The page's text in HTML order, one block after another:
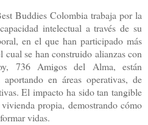
Buddies Colombia trabaja por la
intelectual a través de su
en el que han participado más
se han construido alianzas con
736 Amigos del Alma, están
en áreas operativas, de
El impacto ha sido tan tangible
propia, demostrando cómo
vidas.